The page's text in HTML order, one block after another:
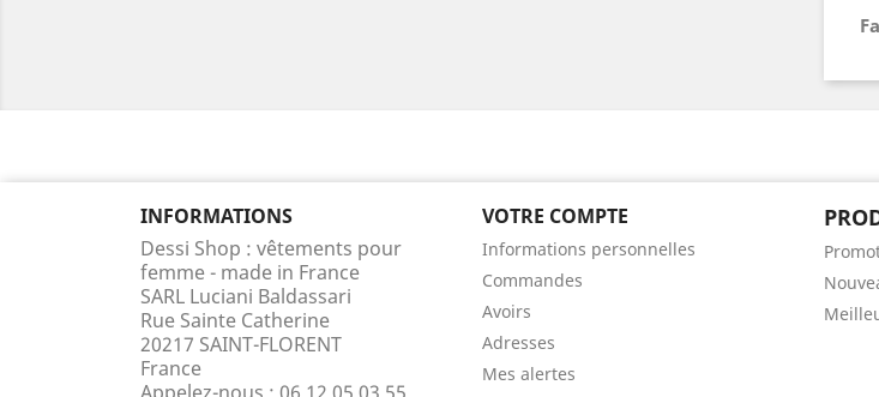
INFORMATIONS
Dessi Shop : vêtements pour
femme - made in France
SARL Luciani Baldassari
Rue Sainte Catherine
20217 SAINT-FLORENT
France
VOTRE COMPTE
Informations personnelles
Commandes
Avoirs
Adresses
Mes alertes